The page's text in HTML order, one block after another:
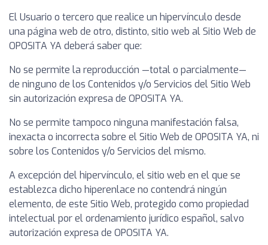
El Usuario o tercero que realice un hipervínculo desde
una página web de otro, distinto, sitio web al Sitio Web de
OPOSITA YA deberá saber que:
No se permite la reproducción —total o parcialmente—
de ninguno de los Contenidos y/o Servicios del Sitio Web
sin autorización expresa de OPOSITA YA.
No se permite tampoco ninguna manifestación falsa,
inexacta o incorrecta sobre el Sitio Web de OPOSITA YA, ni
sobre los Contenidos y/o Servicios del mismo.
A excepción del hipervínculo, el sitio web en el que se
establezca dicho hiperenlace no contendrá ningún
elemento, de este Sitio Web, protegido como propiedad
intelectual por el ordenamiento jurídico español, salvo
autorización expresa de OPOSITA YA.